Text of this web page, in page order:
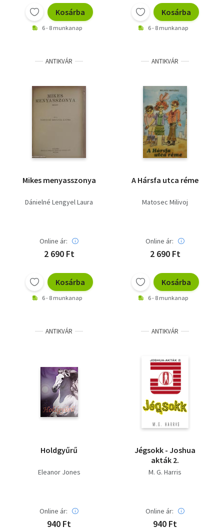
Kosárba
6 - 8 munkanap
Kosárba
6 - 8 munkanap
ANTIKVÁR
Mikes menyasszonya
Dánielné Lengyel Laura
Online ár:
2 690 Ft
Kosárba
6 - 8 munkanap
ANTIKVÁR
A Hársfa utca réme
Matosec Milivoj
Online ár:
2 690 Ft
Kosárba
6 - 8 munkanap
ANTIKVÁR
Holdgyűrű
Eleanor Jones
Online ár:
940 Ft
ANTIKVÁR
Jégsokk - Joshua
akták 2.
M. G. Harris
Online ár:
940 Ft